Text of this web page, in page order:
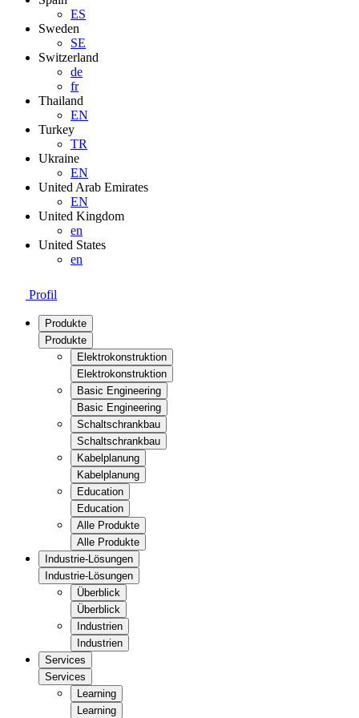
ES
Sweden
SE
Switzerland
de
fr
Thailand
EN
Turkey
TR
Ukraine
EN
United Arab Emirates
EN
United Kingdom
en
United States
en
Profil
Produkte
Produkte
Elektrokonstruktion
Elektrokonstruktion
Basic Engineering
Basic Engineering
Schaltschrankbau
Schaltschrankbau
Kabelplanung
Kabelplanung
Education
Education
Alle Produkte
Alle Produkte
Industrie-Lösungen
Industrie-Lösungen
Überblick
Überblick
Industrien
Industrien
Services
Services
Learning
Learning